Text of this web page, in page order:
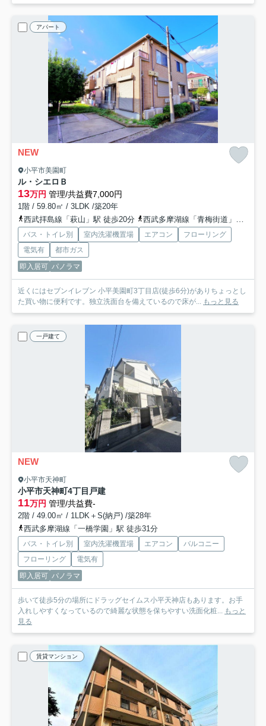
アパート
NEW
小平市美園町
ル・シエロＢ
13万円 管理/共益費7,000円
1階 / 59.80㎡ / 3LDK /築20年
西武拝島線「萩山」駅 徒歩20分
西武多摩湖線「青梅街道」駅 徒歩29分
バス・トイレ別 室内洗濯機置場 エアコン
フローリング
電気有
都市ガス
即入居可 パノラマ
近くにはセブンイレブン 小平美園町3丁目店(徒歩6分)がありちょっとし
た買い物に便利です。独立洗面台を備えているので床が... もっと見る
一戸建て
NEW
小平市天神町
小平市天神町4丁目戸建
11万円 管理/共益費-
2階 / 49.00㎡ / 1LDK＋S(納戸) /築28年
西武多摩湖線「一橋学園」駅 徒歩31分
バス・トイレ別 室内洗濯機置場 エアコン
バルコニー
フローリング
電気有
即入居可 パノラマ
歩いて徒歩5分の場所にドラッグセイムス小平天神店もあります。お手
入れしやすくなっているので綺麗な状態を保ちやすい洗面化粧... もっと
見る
賃貸マンション